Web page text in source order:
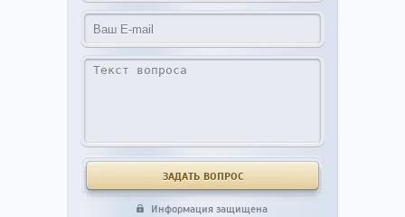
Информация защищена